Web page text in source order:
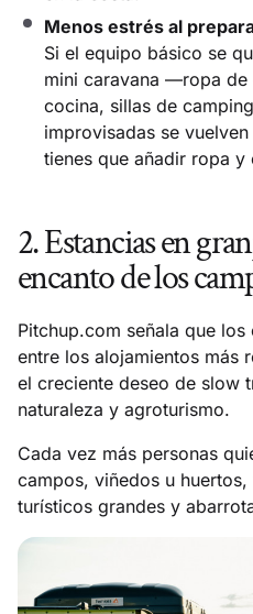
Menos estrés al
Si el equipo básico se
mini caravana —ropa de
cocina, sillas de
improvisadas se
tienes que añadir ropa y
2. Estancias en
encanto de los
Pitchup.com señala que
entre los alojamientos más
el creciente deseo de slow
naturaleza y agroturismo.
Cada vez más personas
campos, viñedos u
turísticos grandes y